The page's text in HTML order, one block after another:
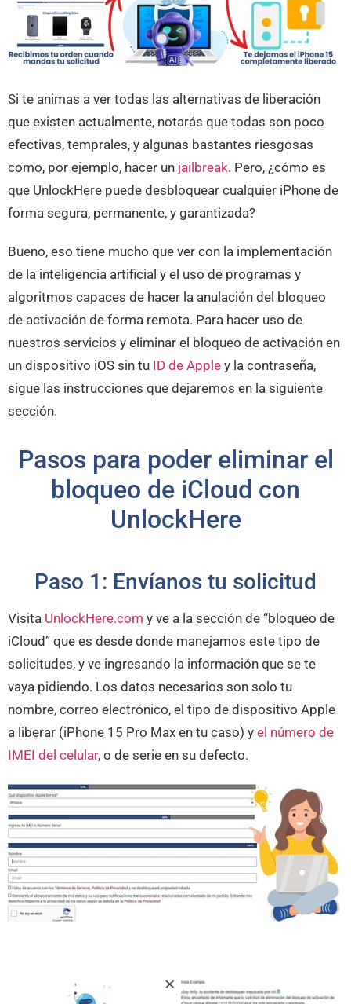
Si te animas a ver todas las alternativas de liberación
que existen actualmente, notarás que todas son poco
efectivas, temprales, y algunas bastantes riesgosas
como, por ejemplo, hacer un jailbreak. Pero, ¿cómo es
que UnlockHere puede desbloquear cualquier iPhone de
forma segura, permanente, y garantizada?
Bueno, eso tiene mucho que ver con la implementación
de la inteligencia artificial y el uso de programas y
algoritmos capaces de hacer la anulación del bloqueo
de activación de forma remota. Para hacer uso de
nuestros servicios y eliminar el bloqueo de activación en
un dispositivo iOS sin tu ID de Apple y la contraseña,
sigue las instrucciones que dejaremos en la siguiente
sección.
Pasos para poder eliminar el
bloqueo de iCloud con
UnlockHere
Paso 1: Envíanos tu solicitud
Visita UnlockHere.com y ve a la sección de “bloqueo de
iCloud” que es desde donde manejamos este tipo de
solicitudes, y ve ingresando la información que se te
vaya pidiendo. Los datos necesarios son solo tu
nombre, correo electrónico, el tipo de dispositivo Apple
a liberar (iPhone 15 Pro Max en tu caso) y el número de
IMEI del celular, o de serie en su defecto.